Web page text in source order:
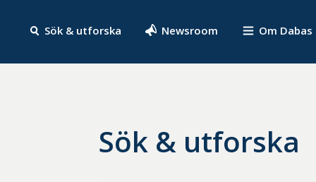
Sök & utforska Newsroom Om Dabas
Sök & utforska